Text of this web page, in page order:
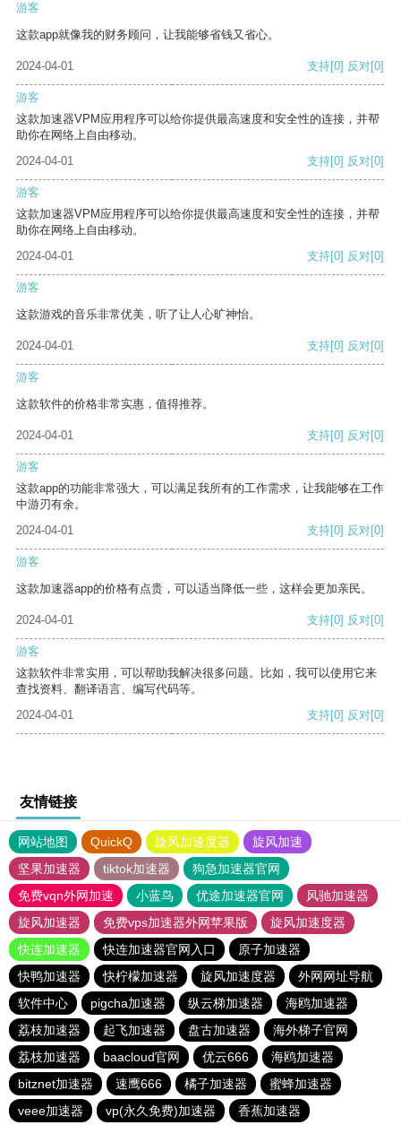
游客
这款app就像我的财务顾问，让我能够省钱又省心。
2024-04-01 支持[0] 反对[0]
游客
这款加速器VPM应用程序可以给你提供最高速度和安全性的连接，并帮
助你在网络上自由移动。
2024-04-01
支持[0] 反对[0]
游客
这款加速器VPM应用程序可以给你提供最高速度和安全性的连接，并帮
助你在网络上自由移动。
2024-04-01
支持[0] 反对[0]
游客
这款游戏的音乐非常优美，听了让人心旷神怡。
2024-04-01 支持[0] 反对[0]
游客
这款软件的价格非常实惠，值得推荐。
2024-04-01 支持[0] 反对[0]
游客
这款app的功能非常强大，可以满足我所有的工作需求，让我能够在工作
中游刃有余。
2024-04-01
支持[0] 反对[0]
游客
这款加速器app的价格有点贵，可以适当降低一些，这样会更加亲民。
2024-04-01 支持[0] 反对[0]
游客
这款软件非常实用，可以帮助我解决很多问题。比如，我可以使用它来
查找资料、翻译语言、编写代码等。
2024-04-01
支持[0] 反对[0]
友情链接
网站地图 QuickQ 旋风加速度器
旋风加速
坚果加速器
tiktok加速器
狗急加速器官网
免费vqn外网加速
小蓝鸟 优途加速器官网
风驰加速器
旋风加速器
免费vps加速器外网苹果版
旋风加速度器
快连加速器
快连加速器官网入口
原子加速器
快鸭加速器
快柠檬加速器 旋风加速度器
外网网址导航
软件中心
pigcha加速器 纵云梯加速器
海鸥加速器
荔枝加速器
起飞加速器 盘古加速器
海外梯子官网
荔枝加速器
baacloud官网 优云666
海鸥加速器
bitznet加速器
速鹰666 橘子加速器
蜜蜂加速器
veee加速器
vp(永久免费)加速器 香蕉加速器